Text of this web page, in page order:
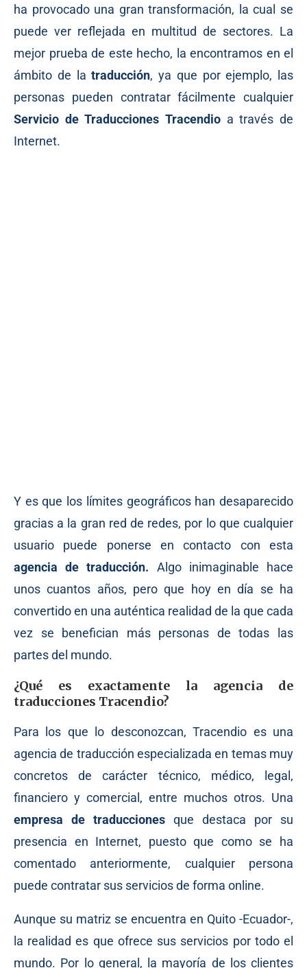
ha provocado una gran transformación, la cual se
puede ver reflejada en multitud de sectores. La
mejor prueba de este hecho, la encontramos en el
ámbito de latraducción, ya que por ejemplo, las
personas pueden contratar fácilmente cualquier
Servicio de Traducciones Tracendio a través de
Internet.
Y es que los límites geográficos han desaparecido
gracias a la gran red de redes, por lo que cualquier
usuario puede ponerse en contacto con esta
agencia de traducción. Algo inimaginable hace
unos cuantos años, pero que hoy en día se ha
convertido en una auténtica realidad de la que cada
vez se benefician más personas de todas las
partes del mundo.
¿Qué es exactamente la agencia de
traducciones Tracendio?
Para los que lo desconozcan, Tracendio es una
agencia de traducción especializada en temas muy
concretos de carácter técnico, médico, legal,
financiero y comercial, entre muchos otros. Una
empresa de traducciones que destaca por su
presencia en Internet, puesto que como se ha
comentado anteriormente, cualquier persona
puede contratar sus servicios de forma online.
Aunque su matriz se encuentra en Quito -Ecuador-,
la realidad es que ofrece sus servicios por todo el
mundo. Por lo general, la mayoría de los clientes